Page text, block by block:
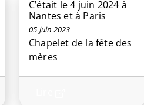
C’était le 4 juin 2024 à
Nantes et à Paris
05 juin 2023
Chapelet de la fête des
mères